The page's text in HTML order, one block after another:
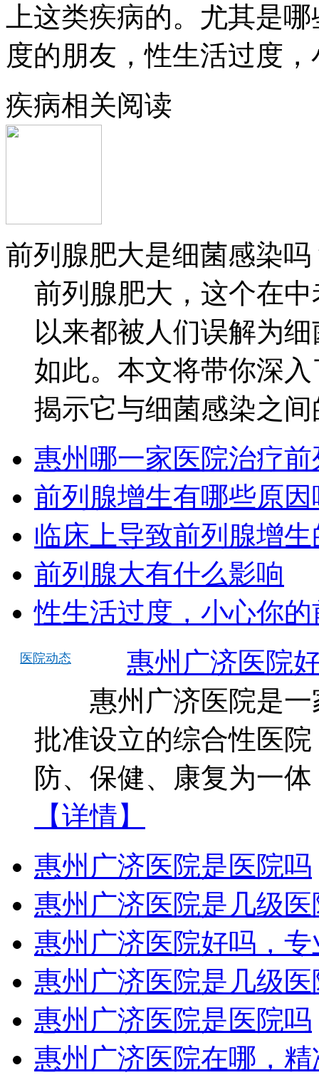
上这类疾病的。尤其是
度的朋友，性生活过度
疾病相关阅读
前列腺肥大是细菌感染吗
前列腺肥大，这个在
以来都被人们误解为
如此。本文将带你深
揭示它与细菌感染之
惠州哪一家医院治疗
前列腺增生有哪些原因
临床上导致前列腺增
前列腺大有什么影响
性生活过度，小心你
医院动态
惠州广济医院
惠州广济医院是一
批准设立的综合性医
防、保健、康复为一
【详情】
惠州广济医院是医院吗
惠州广济医院是几级医
惠州广济医院好吗，专
惠州广济医院是几级医
惠州广济医院是医院吗
惠州广济医院在哪，精